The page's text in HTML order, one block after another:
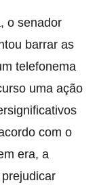
o senador
barrar as
telefonema
uma ação
com o
era, a